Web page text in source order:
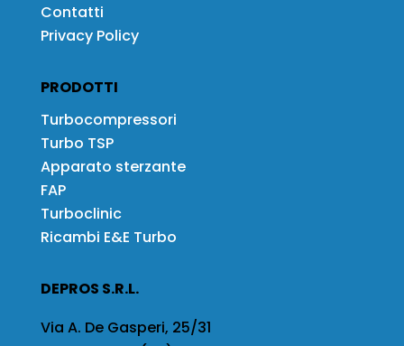
Contatti
Privacy Policy
PRODOTTI
Turbocompressori
Turbo TSP
Apparato sterzante
FAP
Turboclinic
Ricambi E&E Turbo
DEPROS S.R.L.
Via A. De Gasperi, 25/31